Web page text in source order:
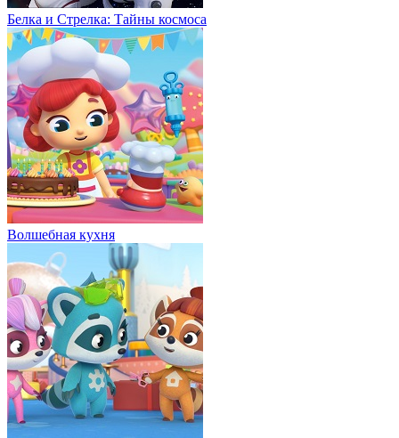
Белка и Стрелка: Тайны космоса
Волшебная кухня